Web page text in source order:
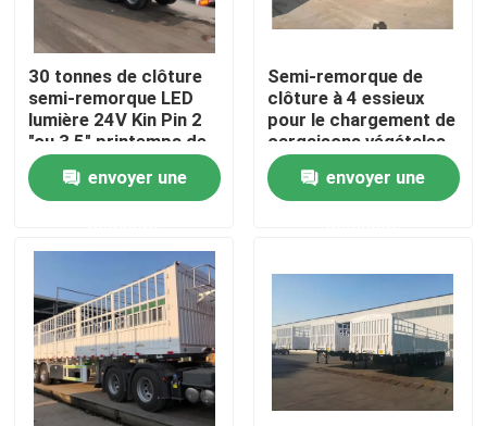
Visite d'usine
Contrôle de qualité
Contact USA
Demandez une citation
Camions à benne d'occasion
Tipper Trucks utilisée
30 tonnes de clôture
semi-remorque LED
lumière 24V Kin Pin 2
"ou 3,5" printemps de
feuille 90mm * 13mm *
10 coucheenvoyer une
Semi-remorque de
clôture à 4 essieux
pour le chargement de
cargaisons végétales
envoyer une